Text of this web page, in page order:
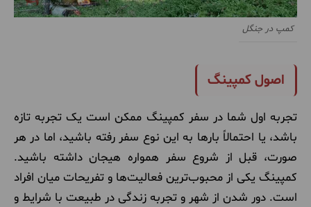
کمپ در جنگل
اصول کمپینگ
تجربه اول شما در سفر کمپینگ ممکن است یک تجربه تازه
باشد، یا احتمالاً بارها به این نوع سفر رفته باشید، اما در هر
صورت، قبل از شروع سفر همواره هیجان داشته باشید.
کمپینگ یکی از محبوب‌ترین فعالیت‌ها و تفریحات میان افراد
است. دور شدن از شهر و تجربه زندگی در طبیعت با شرایط و